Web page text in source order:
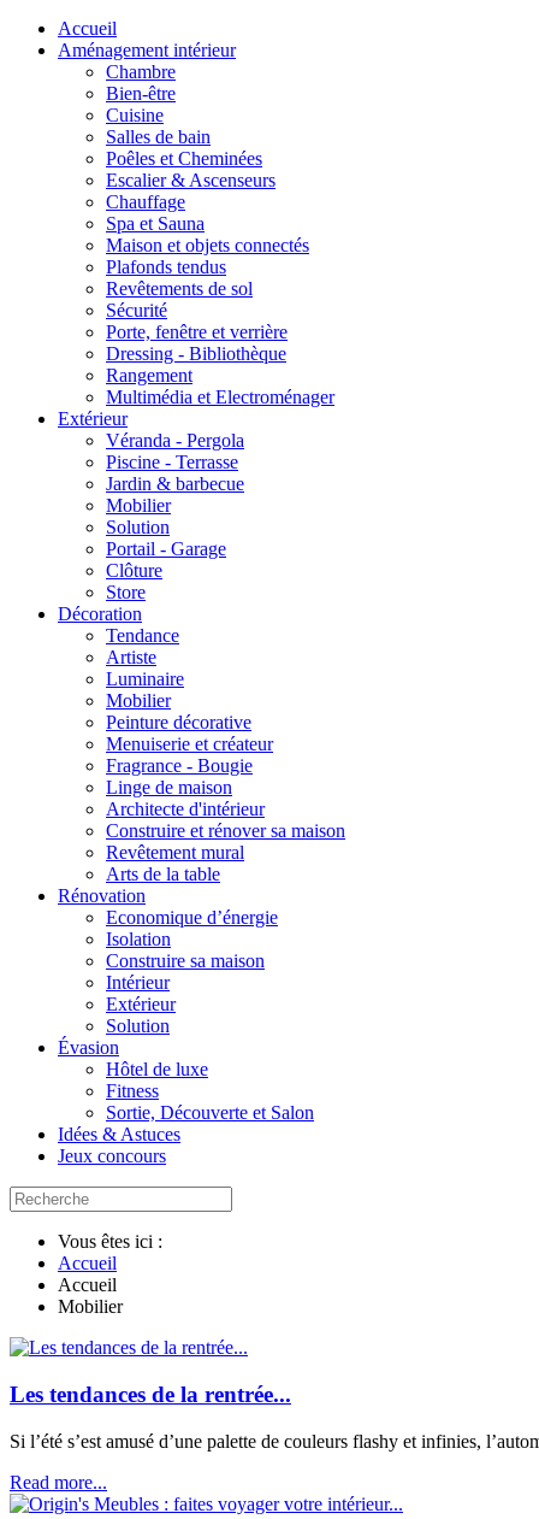
Accueil
Aménagement intérieur
Chambre
Bien-être
Cuisine
Salles de bain
Poêles et Cheminées
Escalier & Ascenseurs
Chauffage
Spa et Sauna
Maison et objets connectés
Plafonds tendus
Revêtements de sol
Sécurité
Porte, fenêtre et verrière
Dressing - Bibliothèque
Rangement
Multimédia et Electroménager
Extérieur
Véranda - Pergola
Piscine - Terrasse
Jardin & barbecue
Mobilier
Solution
Portail - Garage
Clôture
Store
Décoration
Tendance
Artiste
Luminaire
Mobilier
Peinture décorative
Menuiserie et créateur
Fragrance - Bougie
Linge de maison
Architecte d'intérieur
Construire et rénover sa maison
Revêtement mural
Arts de la table
Rénovation
Economique d’énergie
Isolation
Construire sa maison
Intérieur
Extérieur
Solution
Évasion
Hôtel de luxe
Fitness
Sortie, Découverte et Salon
Idées & Astuces
Jeux concours
Vous êtes ici :
Accueil
Accueil
Mobilier
Les tendances de la rentrée...
Si l’été s’est amusé d’une palette de couleurs flashy et infinies,
Read more...